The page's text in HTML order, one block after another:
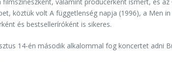
köztük volt A függetlenség napja (1996), a Men
és bestselleríróként is sikeres.
14-én második alkalommal fog koncertet adni